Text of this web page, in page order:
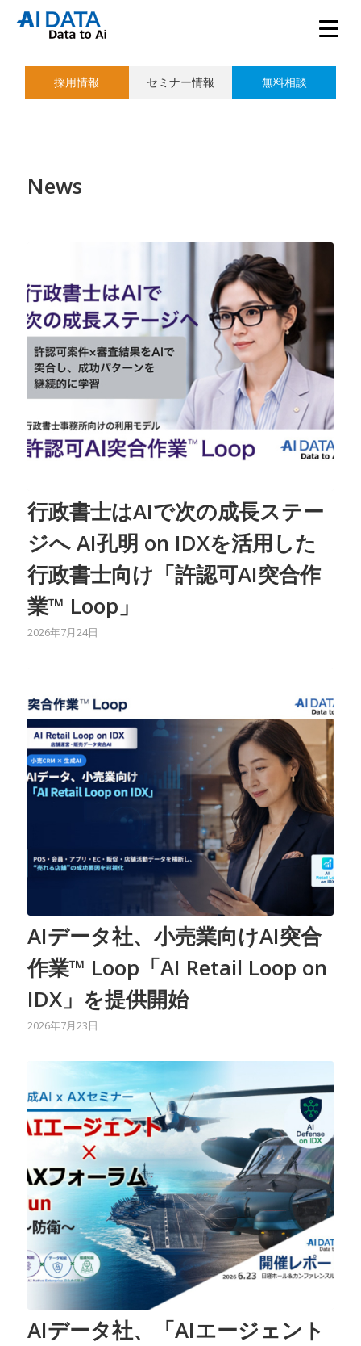
採用情報 セミナー情報 無料相談
News
行政書士はAIで次の成長ステー
ジへ AI孔明 on IDXを活用した
行政書士向け「許認可AI突合作
業™︎ Loop」
2026年7月24日
AIデータ社、小売業向けAI突合
作業™ Loop「AI Retail Loop on
IDX」を提供開始
2026年7月23日
AIデータ社、「AIエージェント